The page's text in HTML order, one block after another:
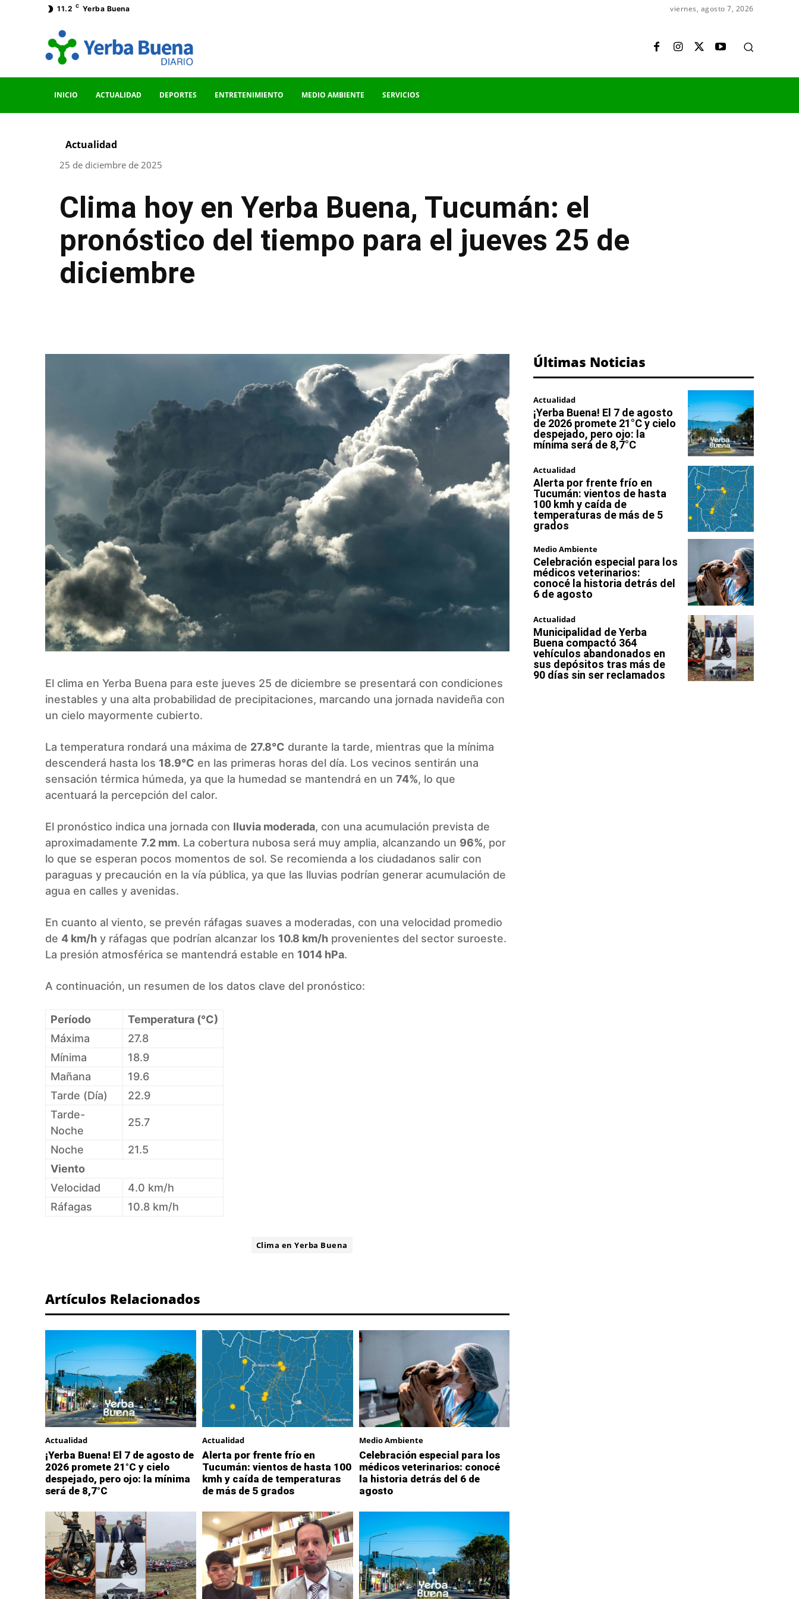
11.2 C Yerba Buena viernes, agosto 7, 2026
INICIO ACTUALIDAD DEPORTES ENTRETENIMIENTO MEDIO AMBIENTE SERVICIOS
Actualidad
25 de diciembre de 2025
Clima hoy en Yerba Buena, Tucumán: el
pronóstico del tiempo para el jueves 25 de
diciembre
El clima en Yerba Buena para este jueves 25 de diciembre se presentará con condiciones
inestables y una alta probabilidad de precipitaciones, marcando una jornada navideña con
un cielo mayormente cubierto.
La temperatura rondará una máxima de 27.8°C durante la tarde, mientras que la mínima
descenderá hasta los 18.9°C en las primeras horas del día. Los vecinos sentirán una
sensación térmica húmeda, ya que la humedad se mantendrá en un 74%, lo que
acentuará la percepción del calor.
El pronóstico indica una jornada con lluvia moderada, con una acumulación prevista de
aproximadamente 7.2 mm. La cobertura nubosa será muy amplia, alcanzando un 96%, por
lo que se esperan pocos momentos de sol. Se recomienda a los ciudadanos salir con
paraguas y precaución en la vía pública, ya que las lluvias podrían generar acumulación de
agua en calles y avenidas.
En cuanto al viento, se prevén ráfagas suaves a moderadas, con una velocidad promedio
de 4 km/h y ráfagas que podrían alcanzar los 10.8 km/h provenientes del sector suroeste.
La presión atmosférica se mantendrá estable en 1014 hPa.
A continuación, un resumen de los datos clave del pronóstico:
Período
Temperatura (°C)
Máxima
27.8
Mínima
18.9
Mañana
19.6
Tarde (Día)
22.9
Tarde-
Noche
25.7
Noche
21.5
Viento
Velocidad
4.0 km/h
Ráfagas
10.8 km/h
Clima en Yerba Buena
Artículos Relacionados
Actualidad
¡Yerba Buena! El 7 de agosto de
2026 promete 21°C y cielo
despejado, pero ojo: la mínima
será de 8,7°C
Actualidad
Alerta por frente frío en
Tucumán: vientos de hasta 100
kmh y caída de temperaturas
de más de 5 grados
Medio Ambiente
Celebración especial para los
médicos veterinarios: conocé
la historia detrás del 6 de
agosto
Últimas Noticias
Actualidad
¡Yerba Buena! El 7 de agosto
de 2026 promete 21°C y cielo
despejado, pero ojo: la
mínima será de 8,7°C
Actualidad
Alerta por frente frío en
Tucumán: vientos de hasta
100 kmh y caída de
temperaturas de más de 5
grados
Medio Ambiente
Celebración especial para los
médicos veterinarios:
conocé la historia detrás del
6 de agosto
Actualidad
Municipalidad de Yerba
Buena compactó 364
vehículos abandonados en
sus depósitos tras más de
90 días sin ser reclamados